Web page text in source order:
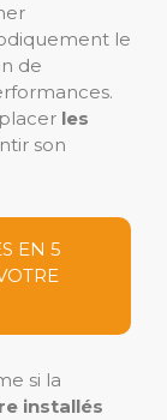
le
de
les
son
EN 5
si la
installés